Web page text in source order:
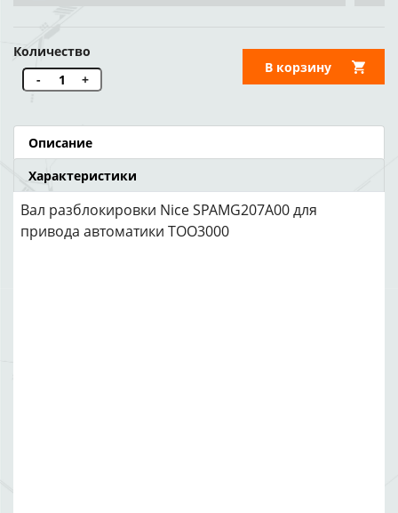
Количество
-
+
В корзину
Описание
Характеристики
Вал разблокировки Nice SPAMG207A00 для
привода автоматики TOO3000